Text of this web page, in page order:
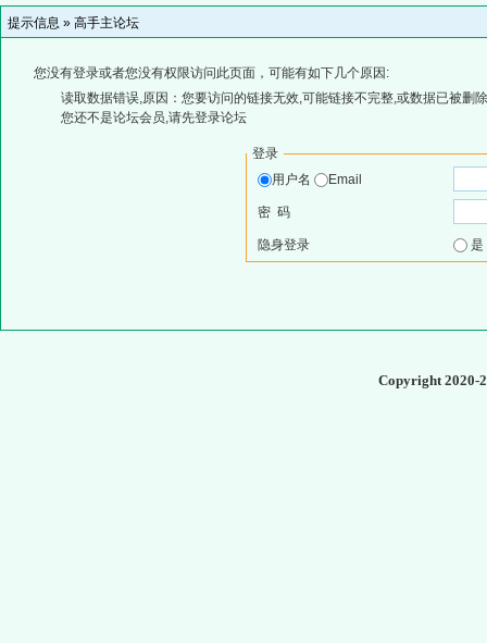
提示信息 » 高手主论坛
您没有登录或者您没有权限访问此页面，可能有如下几个原因:
读取数据错误,原因：您要访问的链接无效,可能链接不完整,或数据已被删
您还不是论坛会员,请先登录论坛
登录
用户名
Email
密 码
隐身登录
Copyright 2020-